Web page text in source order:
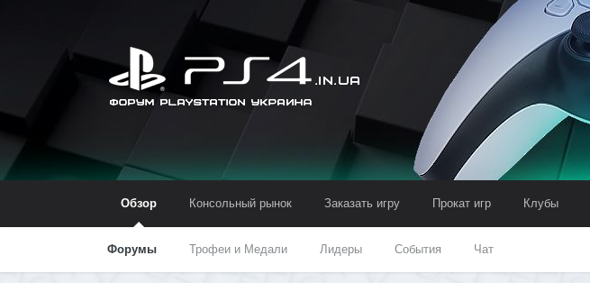
Обзор
Форумы Трофеи и Медали Лидеры События Чат
Консольный рынок Заказать игру Прокат игр Клубы